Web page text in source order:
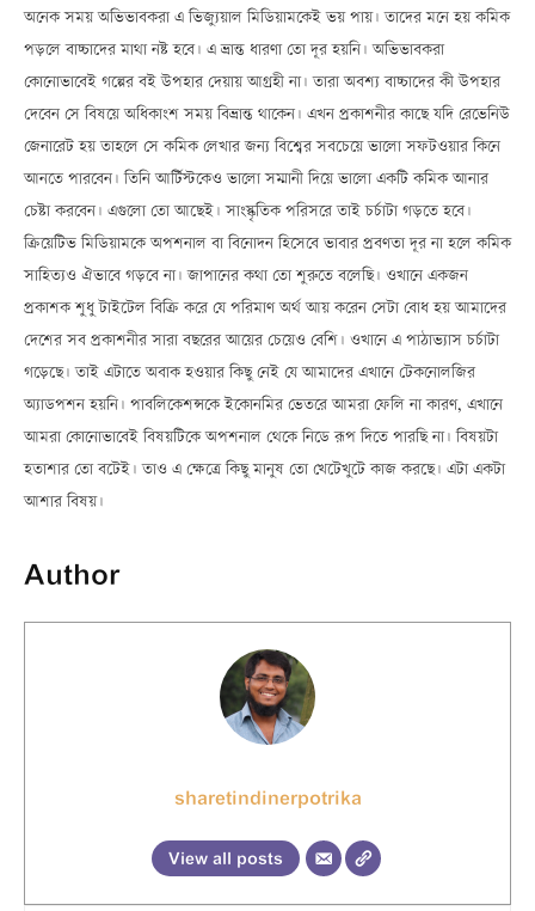
অনেক সময় অভিভাবকরা এ ভিজ্যুয়াল মিডিয়ামকেই ভয় পায়। তাদের মনে হয় কমিক
পড়লে বাচ্চাদের মাথা নষ্ট হবে। এ ভ্রান্ত ধারণা তো দূর হয়নি। অভিভাবকরা
কোনোভাবেই গল্পের বই উপহার দেয়ায় আগ্রহী না। তারা অবশ্য বাচ্চাদের কী উপহার
দেবেন সে বিষয়ে অধিকাংশ সময় বিভ্রান্ত থাকেন। এখন প্রকাশনীর কাছে যদি রেভেনিউ
জেনারেট হয় তাহলে সে কমিক লেখার জন্য বিশ্বের সবচেয়ে ভালো সফটওয়ার কিনে
আনতে পারবেন। তিনি আর্টিস্টকেও ভালো সম্মানী দিয়ে ভালো একটি কমিক আনার
চেষ্টা করবেন। এগুলো তো আছেই। সাংস্কৃতিক পরিসরে তাই চর্চাটা গড়তে হবে।
ক্রিয়েটিভ মিডিয়ামকে অপশনাল বা বিনোদন হিসেবে ভাবার প্রবণতা দূর না হলে কমিক
সাহিত্যও ঐভাবে গড়বে না। জাপানের কথা তো শুরুতে বলেছি। ওখানে একজন
প্রকাশক শুধু টাইটেল বিক্রি করে যে পরিমাণ অর্থ আয় করেন সেটা বোধ হয় আমাদের
দেশের সব প্রকাশনীর সারা বছরের আয়ের চেয়েও বেশি। ওখানে এ পাঠাভ্যাস চর্চাটা
গড়েছে। তাই এটাতে অবাক হওয়ার কিছু নেই যে আমাদের এখানে টেকনোলজির
অ্যাডপশন হয়নি। পাবলিকেশন্সকে ইকোনমির ভেতরে আমরা ফেলি না কারণ, এখানে
আমরা কোনোভাবেই বিষয়টিকে অপশনাল থেকে নিডে রূপ দিতে পারছি না। বিষয়টা
হতাশার তো বটেই। তাও এ ক্ষেত্রে কিছু মানুষ তো খেটেখুটে কাজ করছে। এটা একটা
আশার বিষয়।
Author
sharetindinerpotrika
View all posts